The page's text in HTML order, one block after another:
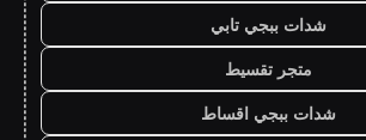
شدات ببجي تابي
متجر تقسيط
شدات ببجي اقساط